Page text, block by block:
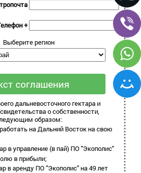
+
Выберите регион
соглашения
дальневосточного гектара и
о собственности,
образом:
на Дальний Восток на свою
в управление (в пай) ПО "Экополис"
в прибыли;
в аренду ПО "Экополис" на 49 лет